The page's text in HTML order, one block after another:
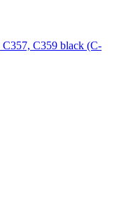
C359 black (C-